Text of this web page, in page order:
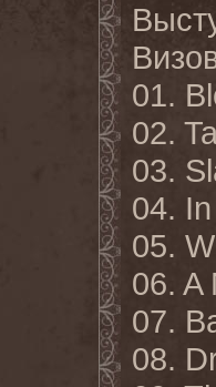
01.
02.
03.
04.
05.
06. A
07.
08.